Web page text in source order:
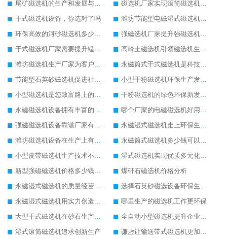
尾矿磁选机的生产和发展与客户携手共进
磁选机厂家实现滚筒磁选机的全方面发展
干式磁选机设备，你选对了吗
潍坊节能型电磁湿式磁选机价格多少
环保高效的河砂磁选机多少钱，一小时可产300吨
强磁选机厂家提升强磁选机的生产性能
干式磁选机厂家需要提升锰矿干式磁选机生产技术
高岭土磁选机引领磁选机生产新风尚
潍坊磁选机生产厂家为客户生产带来可观经济效益
永磁筒式干式磁选机是科技含量高的磁选机设备
节能型石英砂磁选机促进社会经济效益的提升
小型干粉磁选机环保生产发展速度快
小型磁选机是您致富路上的好帮手
干粉磁选机的绿色环保新发展之路
永磁磁选机设备拥有丰富的经济和社会价值
哪个厂家的电磁磁选机好用又便宜
强磁磁选机设备靠谱厂家有哪些特点
永磁湿式磁选机走上环保生产之路
潍坊磁选机设备在生产上有哪些优势
永磁筒式磁选机多少钱可以买到
小型皮带磁选机生产技术不断提升
湿式磁选机实现优质多元化发展
新型强磁磁选机价格多少钱一台
煤矸石磁选机价格分析
永磁湿式磁选机的质量经营是用户选择的前提
选择石英砂磁选设备环保生产效果明显
永磁湿式磁选机用实力创造美好未来
哪里生产的磁选机工作更环保
大型干式磁选机在砂石生产线中的作用
全自动小型磁选机提升企业工作效率
湿式滚筒磁选机追求创新生产
谦虚让输送带式磁选机更加优秀